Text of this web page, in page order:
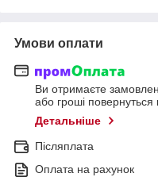
Умови оплати
Ви отримаєте
або гроші повернуться
Детальніше
Післяплата
Оплата на рахунок